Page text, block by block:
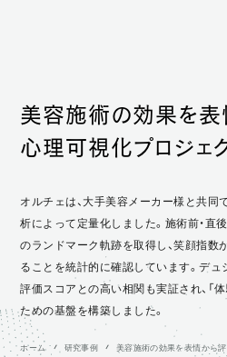
美容施術の効果を表
心理可視化プロジェ
オルチェは、大手美容メーカー様と共
析によって定量化しました。施術前・直
のランドマーク軌跡を取得し、笑顔指数
ることを統計的に確認しています。デ
評価スコアとの高い相関も実証され、「
ための基盤を構築しました。
ホーム 研究事例